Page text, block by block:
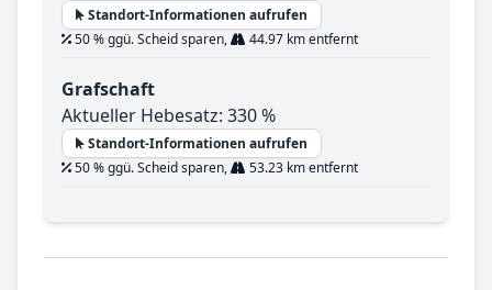
Standort-Informationen aufrufen
50 % ggü. Scheid sparen,
44.97 km entfernt
Grafschaft
Aktueller Hebesatz: 330 %
Standort-Informationen aufrufen
50 % ggü. Scheid sparen,
53.23 km entfernt